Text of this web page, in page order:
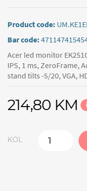
Product code:
Bar code:
Acer led monitor
IPS, 1 ms, ZeroFrame,
stand tilts -5/20, VGA,
214,80 KM i
KOL